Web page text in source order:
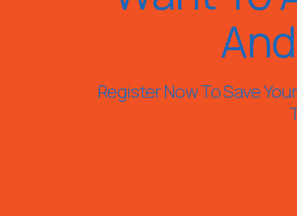
Register Now To Save